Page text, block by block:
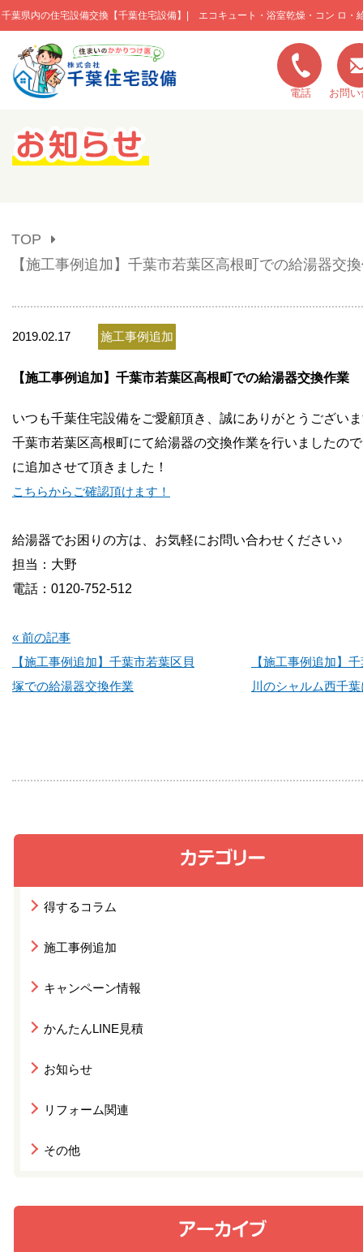
千葉県内の住宅設備交換【千葉住宅設備】| エコキュート・浴室乾燥・コン ロ・
このページの本文へ移動
電話 お問
キャンペーン一覧
弊社の特色
お問い合わせ
会社概要
TOP
【施工事例追加】千葉市若葉区高根町での給湯器交
得するコラム
施工事例追加
キャンペーン情報
かんたんLINE見積
お知らせ
リフォーム関連
その他
2019.02.17 施工事例追加
【施工事例追加】千葉市若葉区高根町での給湯器交換作業
いつも千葉住宅設備をご愛顧頂き、誠にありがとうござい
千葉市若葉区高根町にて給湯器の交換作業を行いましたの
に追加させて頂きました！
こちらからご確認頂けます！
給湯器でお困りの方は、お気軽にお問い合わせください♪
担当：大野
電話：0120-752-512
« 前の記事
【施工事例追加】千葉市若葉区貝
塚での給湯器交換作業
【施工事例追加】
川のシャルム西千